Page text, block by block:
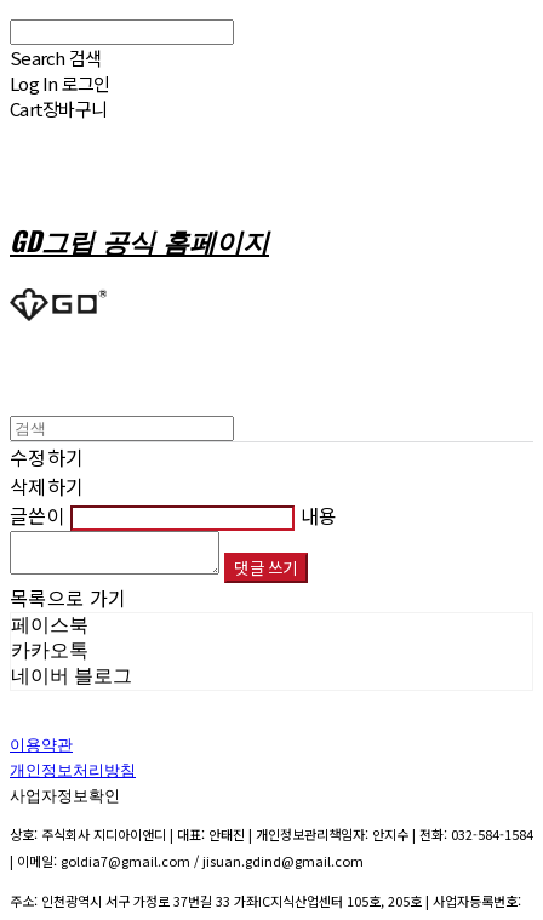
Search 검색
Log In로그인
Cart장바구니
GD그립 공식 홈페이지
수정하기
삭제하기
글쓴이
내용
댓글 쓰기
목록으로 가기
페이스북
카카오톡
네이버 블로그
이용약관
개인정보처리방침
사업자정보확인
상호: 주식회사 지디아이앤디 | 대표: 안태진 | 개인정보관리책임자: 안지수 | 전화: 032-584-1584
| 이메일: goldia7@gmail.com / jisuan.gdind@gmail.com
주소: 인천광역시 서구 가정로 37번길 33 가좌IC지식산업센터 105호, 205호 | 사업자등록번호: